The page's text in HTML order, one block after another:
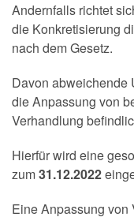
Andernfalls richtet
die Konkretisierung
nach dem Gesetz.
Davon abweichende
die Anpassung von
Verhandlung
Hierfür wird eine
zum31.12.2022
Eine Anpassung von